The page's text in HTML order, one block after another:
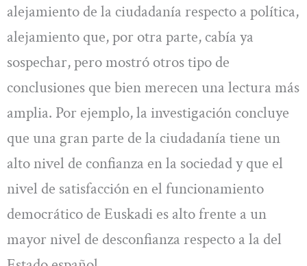
alejamiento de la ciudadanía respecto a política,
alejamiento que, por otra parte, cabía ya
sospechar, pero mostró otros tipo de
conclusiones que bien merecen una lectura más
amplia. Por ejemplo, la investigación concluye
que una gran parte de la ciudadanía tiene un
alto nivel de confianza en la sociedad y que el
nivel de satisfacción en el funcionamiento
democrático de Euskadi es alto frente a un
mayor nivel de desconfianza respecto a la del